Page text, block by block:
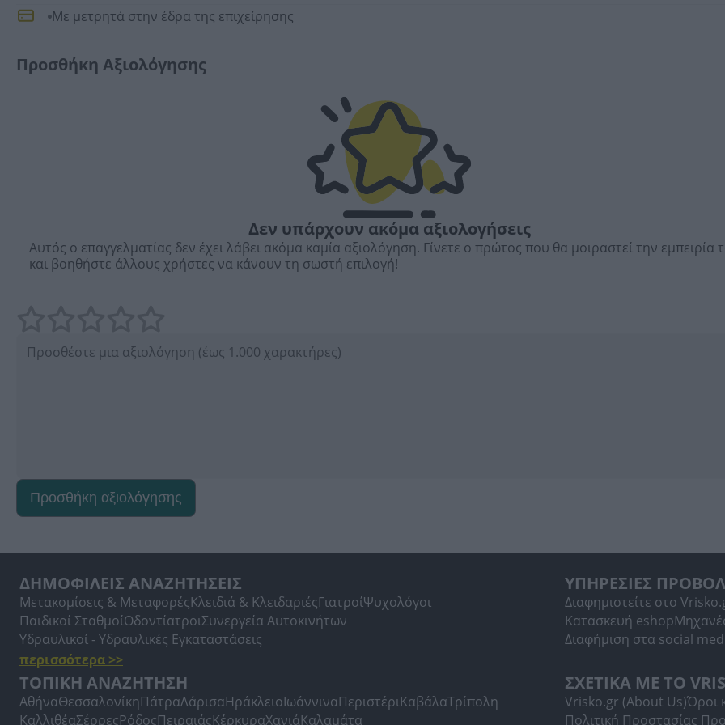
Με μετρητά στην έδρα της επιχείρησης
Προσθήκη Αξιολόγησης
Δεν υπάρχουν ακόμα αξιολογήσεις
Αυτός ο επαγγελματίας δεν έχει λάβει ακόμα καμία αξιολόγηση. Γίνετε ο πρώτος που θα μοιραστεί την εμπειρία
και βοηθήστε άλλους χρήστες να κάνουν τη σωστή επιλογή!
Προσθήκη αξιολόγησης
ΔΗΜΟΦΙΛΕΙΣ ΑΝΑΖΗΤΗΣΕΙΣ
Μετακομίσεις & ΜεταφορέςΚλειδιά & ΚλειδαριέςΓιατροίΨυχολόγοι
Παιδικοί ΣταθμοίΟδοντίατροιΣυνεργεία Αυτοκινήτων
Υδραυλικοί - Υδραυλικές Εγκαταστάσεις
περισσότερα >>
ΥΠΗΡΕΣΙΕΣ
Διαφημιστείτε στο
Κατασκευή eshop
Διαφήμιση στα social
ΤΟΠΙΚΗ ΑΝΑΖΗΤΗΣΗ
ΑθήναΘεσσαλονίκηΠάτραΛάρισαΗράκλειοΙωάννιναΠεριστέριΚαβάλαΤρίπολη
ΚαλλιθέαΣέρρεςΡόδοςΠειραιάςΚέρκυραΧανιάΚαλαμάτα
ΣΧΕΤΙΚΑ ΜΕ ΤΟ
Vrisko.gr (About Us)Όροι
Πολιτική Προστασίας